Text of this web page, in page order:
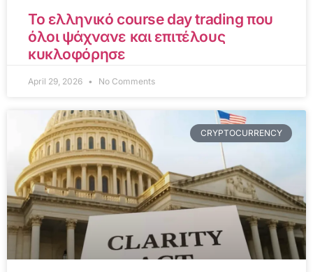
Το ελληνικό course day trading που
όλοι ψάχνανε και επιτέλους
κυκλοφόρησε
April 29, 2026 No Comments
CRYPTOCURRENCY